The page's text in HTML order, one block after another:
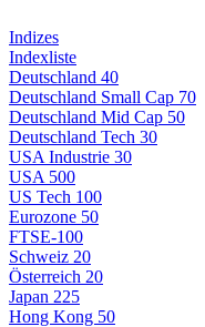
Indizes
Indexliste
Deutschland 40
Deutschland Small Cap 70
Deutschland Mid Cap 50
Deutschland Tech 30
USA Industrie 30
USA 500
US Tech 100
Eurozone 50
FTSE-100
Schweiz 20
Österreich 20
Japan 225
Hong Kong 50